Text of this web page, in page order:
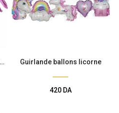
Guirlande ballons licorne
420 DA